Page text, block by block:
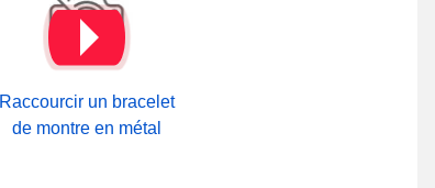
Raccourcir un bracelet
de montre en métal